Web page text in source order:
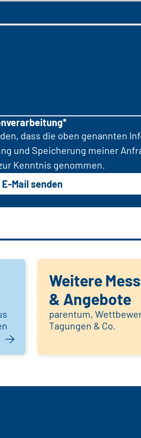
dass die oben genannten
und Speicherung meiner
Kenntnis genommen.
E-Mail senden
Weitere
& Angebote
parentum,
Tagungen & Co.